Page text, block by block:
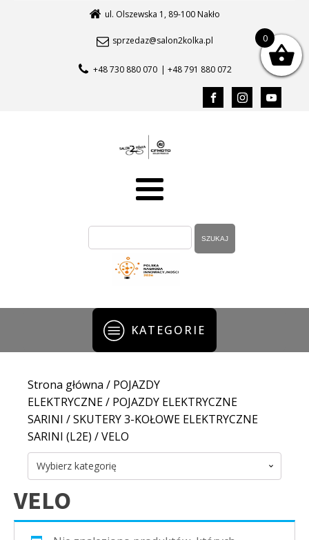
ul. Olszewska 1, 89-100 Nakło
sprzedaz@salon2kolka.pl
+48 730 880 070 | +48 791 880 072
KATEGORIE
Strona główna / POJAZDY
ELEKTRYCZNE/ POJAZDY ELEKTRYCZNE
SARINI /SKUTERY 3-KOŁOWE ELEKTRYCZNE
SARINI (L2E) / VELO
Wybierz kategorię
VELO
0